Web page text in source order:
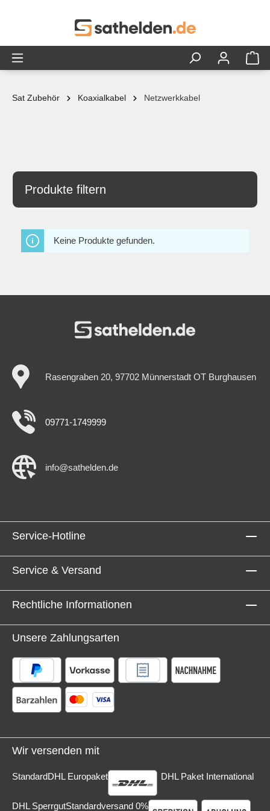
Sat Zubehör Koaxialkabel Netzwerkkabel
Produkte filtern
Keine Produkte gefunden.
Rasengraben 20, 97702 Münnerstadt OT Burghausen
09771-1749999
info@sathelden.de
Service-Hotline
Service & Versand
Rechtliche Informationen
Unsere Zahlungsarten
Wir versenden mit
StandardDHL Europaket DHL Paket International
DHL SperrgutStandardversand 0%